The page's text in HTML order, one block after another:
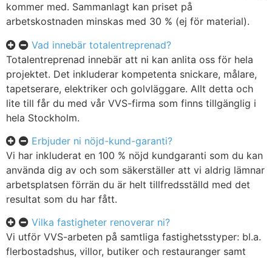
kommer med. Sammanlagt kan priset på
arbetskostnaden minskas med 30 % (ej för material).
Vad innebär totalentreprenad?
Totalentreprenad innebär att ni kan anlita oss för hela
projektet. Det inkluderar kompetenta snickare, målare,
tapetserare, elektriker och golvläggare. Allt detta och
lite till får du med vår VVS-firma som finns tillgänglig i
hela Stockholm.
Erbjuder ni nöjd-kund-garanti?
Vi har inkluderat en 100 % nöjd kundgaranti som du kan
använda dig av och som säkerställer att vi aldrig lämnar
arbetsplatsen förrän du är helt tillfredsställd med det
resultat som du har fått.
Vilka fastigheter renoverar ni?
Vi utför VVS-arbeten på samtliga fastighetsstyper: bl.a.
flerbostadshus, villor, butiker och restauranger samt